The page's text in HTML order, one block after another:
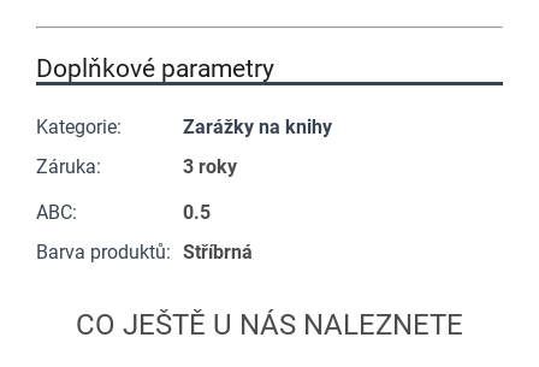
Doplňkové parametry
Kategorie:
Zarážky na knihy
Záruka:
3 roky
ABC:
0.5
Barva produktů: Stříbrná